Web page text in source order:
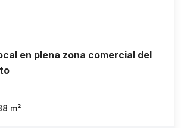
en plena zona comercial del
m²